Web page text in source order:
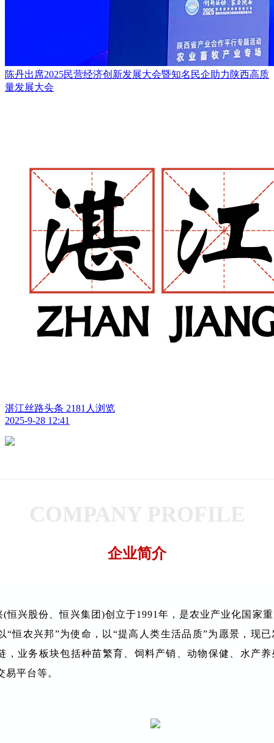
陈丹出席2025民营经济创新发展大会暨知名民企助力陕西高质
量发展大会
湛江丝路头条 2181人浏览
2025-9-28 12:41
企业简介
(恒兴股份、恒兴集团)创立于1991年，是农业产业化国家
“恒农兴邦”为使命，以“提高人类生活品质”为愿景，现
，业务板块包括种苗繁育、饲料产销、动物保健、水产
易平台等。